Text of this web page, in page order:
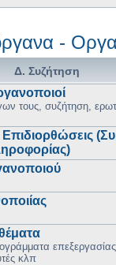
-
Δ. Συζήτηση
τους, συζήτηση,
κλπ